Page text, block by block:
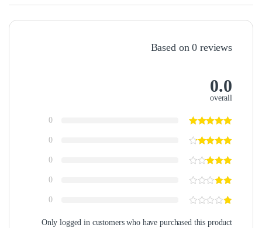
Based on 0 reviews
0.0
overall
0
0
0
0
0
Only logged in customers who have purchased this product